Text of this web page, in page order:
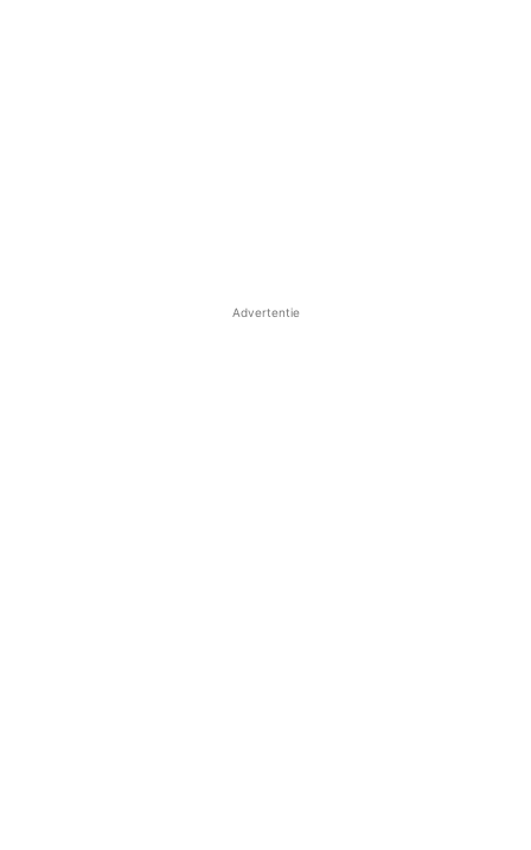
Advertentie